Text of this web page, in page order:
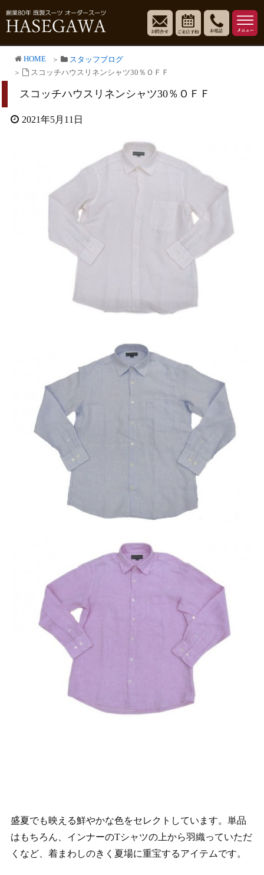
HOME
スタッフブログ
スコッチハウスリネンシャツ30％ＯＦＦ
スコッチハウスリネンシャツ30％ＯＦＦ
2021年5月11日
盛夏でも映える鮮やかな色をセレクトしています。単品
はもちろん、インナーのTシャツの上から羽織っていただ
くなど、着まわしのきく夏場に重宝するアイテムです。